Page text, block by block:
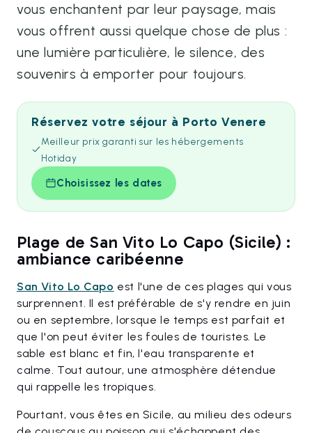
vous enchantent par leur paysage, mais
vous offrent aussi quelque chose de plus :
une lumière particulière, le silence, des
souvenirs à emporter pour toujours.
Réservez votre séjour à Porto Venere
Meilleur prix garanti sur les hébergements
Hotiday
Choisissez les dates
Plage de San Vito Lo Capo (Sicile) :
ambiance caribéenne
San Vito Lo Capo est l'une de ces plages qui vous
surprennent. Il est préférable de s'y rendre en juin
ou en septembre, lorsque le temps est parfait et
que l'on peut éviter les foules de touristes. Le
sable est blanc et fin, l'eau transparente et
calme. Tout autour, une atmosphère détendue
qui rappelle les tropiques.
Pourtant, vous êtes en Sicile, au milieu des odeurs